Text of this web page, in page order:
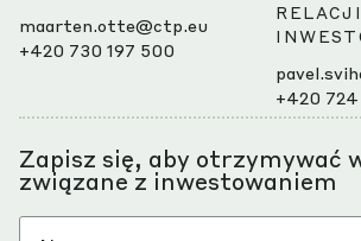
maarten.otte@ctp.eu
+420 730 197 500
RELACJI
+420 724
Zapisz się, aby otrzymywać
związane z inwestowaniem